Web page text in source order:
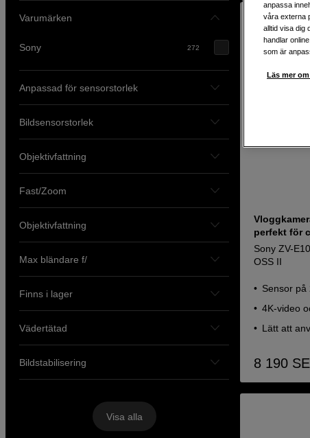
Varumärken
Sony 272
Anpassad för sensorstorlek
Bildsensorstorlek
Objektivfattning
Fast/Zoom
Objektivfattning
Max bländare f/
Finns i lager
Vädertätad
Bildstabilisering
Visa alla
perfekt för
Sony ZV-
OSS II
Sensor på
4K-video
Lätt att
8 190
anpassa
våra externa
alltid visa dig
handlar
som är
Läs mer